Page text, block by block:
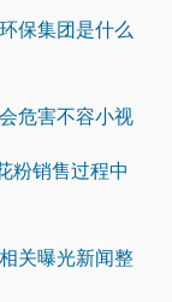
保集团是什么
危害不容小视
粉销售过程中
关曝光新闻整